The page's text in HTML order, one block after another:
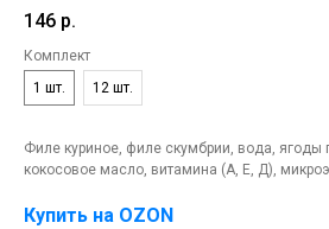
146 р.
Комплект
1 шт.
12 шт.
Филе куриное, филе скумбрии, вода, ягоды
кокосовое масло, витамина (А, Е, Д),
Купить на OZON